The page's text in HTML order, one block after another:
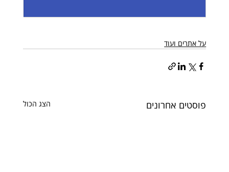
על אתרים ועוד
פוסטים אחרונים הצג הכול